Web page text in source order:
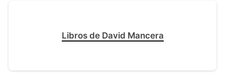
Libros de David Mancera